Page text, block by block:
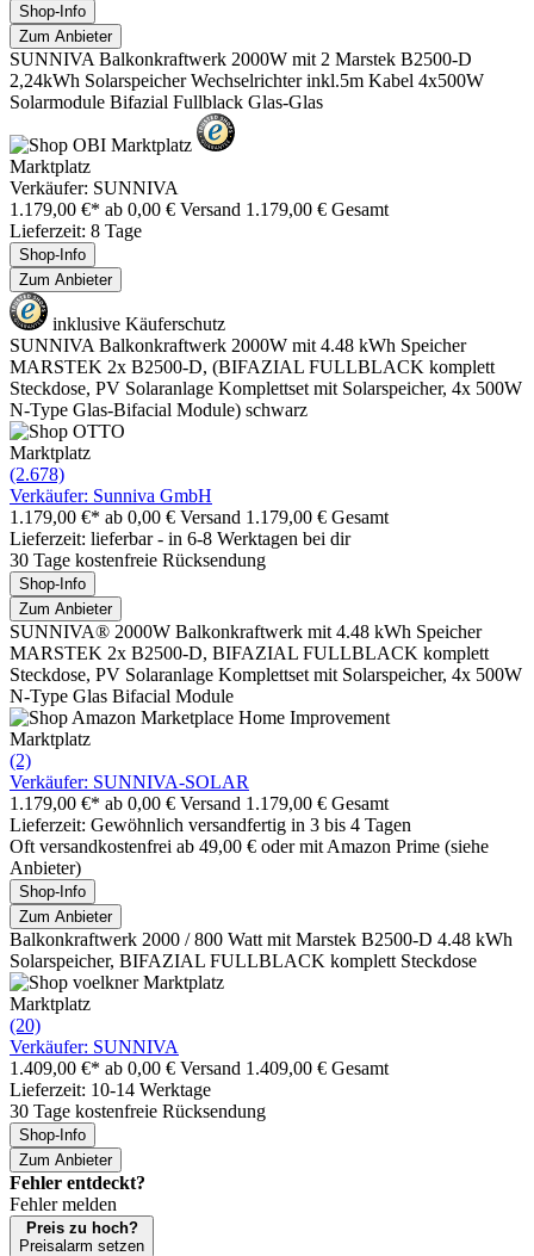
Shop-Info
Zum Anbieter
SUNNIVA Balkonkraftwerk 2000W mit 2 Marstek B2500-D
2,24kWh Solarspeicher Wechselrichter inkl.5m Kabel 4x500W
Solarmodule Bifazial Fullblack Glas-Glas
Marktplatz
Verkäufer: SUNNIVA
1.179,00 €* ab 0,00 € Versand 1.179,00 € Gesamt
Lieferzeit: 8 Tage
Shop-Info
Zum Anbieter
inklusive Käuferschutz
SUNNIVA Balkonkraftwerk 2000W mit 4.48 kWh Speicher
MARSTEK 2x B2500-D, (BIFAZIAL FULLBLACK komplett
Steckdose, PV Solaranlage Komplettset mit Solarspeicher, 4x 500W
N-Type Glas-Bifacial Module) schwarz
Marktplatz
(2.678)
Verkäufer: Sunniva GmbH
1.179,00 €* ab 0,00 € Versand 1.179,00 € Gesamt
Lieferzeit: lieferbar - in 6-8 Werktagen bei dir
30 Tage kostenfreie Rücksendung
Shop-Info
Zum Anbieter
SUNNIVA® 2000W Balkonkraftwerk mit 4.48 kWh Speicher
MARSTEK 2x B2500-D, BIFAZIAL FULLBLACK komplett
Steckdose, PV Solaranlage Komplettset mit Solarspeicher, 4x 500W
N-Type Glas Bifacial Module
Marktplatz
(2)
Verkäufer: SUNNIVA-SOLAR
1.179,00 €* ab 0,00 € Versand 1.179,00 € Gesamt
Lieferzeit: Gewöhnlich versandfertig in 3 bis 4 Tagen
Oft versandkostenfrei ab 49,00 € oder mit Amazon Prime (siehe
Anbieter)
Shop-Info
Zum Anbieter
Balkonkraftwerk 2000 / 800 Watt mit Marstek B2500-D 4.48 kWh
Solarspeicher, BIFAZIAL FULLBLACK komplett Steckdose
Marktplatz
(20)
Verkäufer: SUNNIVA
1.409,00 €* ab 0,00 € Versand 1.409,00 € Gesamt
Lieferzeit: 10-14 Werktage
30 Tage kostenfreie Rücksendung
Shop-Info
Zum Anbieter
Fehler entdeckt?
Fehler melden
Preis zu hoch?
Preisalarm setzen